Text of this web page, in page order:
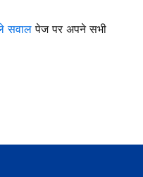
सवाल पेज पर अपने सभी